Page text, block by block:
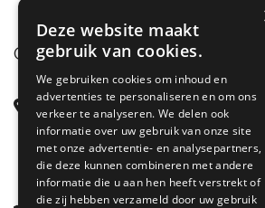
CONTACT
Steenstraat 71
6828 CD Arnhem
Gelderland
085 877 0704
Deze website maakt
gebruik van cookies.
We gebruiken cookies om inhoud en
advertenties te personaliseren en om ons
verkeer te analyseren. We delen ook
informatie over uw gebruik van onze site
met onze advertentie- en analysepartners,
die deze kunnen combineren met andere
informatie die u aan hen heeft verstrekt of
die zij hebben verzameld door uw gebruik